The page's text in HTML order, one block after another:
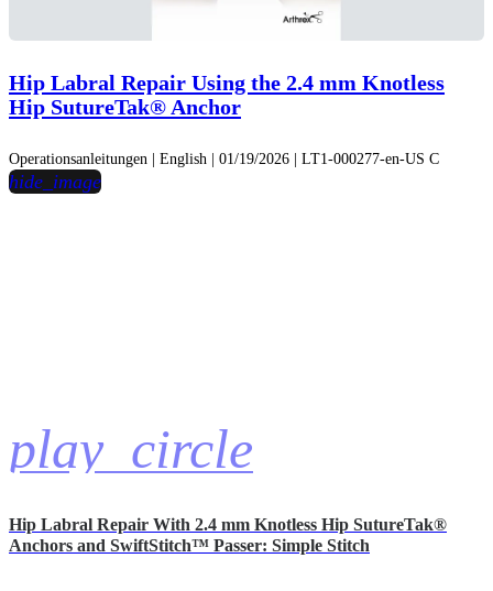
Hip Labral Repair Using the 2.4 mm Knotless
Hip SutureTak® Anchor
Operationsanleitungen | English | 01/19/2026 | LT1-000277-en-US C
play_circle
hide_image
Hip Labral Repair With 2.4 mm Knotless Hip SutureTak®
Anchors and SwiftStitch™ Passer: Simple Stitch